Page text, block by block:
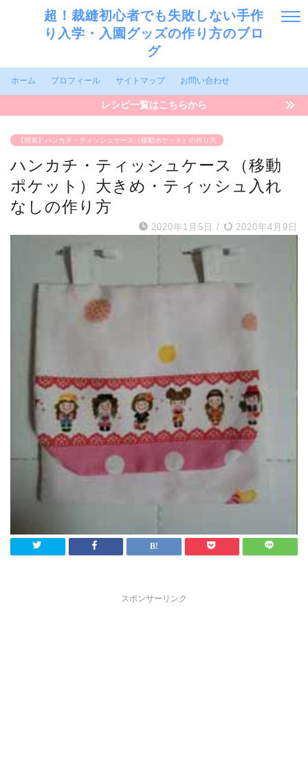
超！裁縫初心者でも失敗しない手作
り入学・入園グッズの作り方のブロ
グ
ホーム プロフィール サイトマップ お問い合わせ
レシピ一覧はこちらから
【簡単】ハンカチ・ティッシュケース（移動ポケット）の作り方
ハンカチ・ティッシュケース（移動
ポケット）大きめ・ティッシュ入れ
なしの作り方
2020年1月5日 / 2020年4月9日
スポンサーリンク